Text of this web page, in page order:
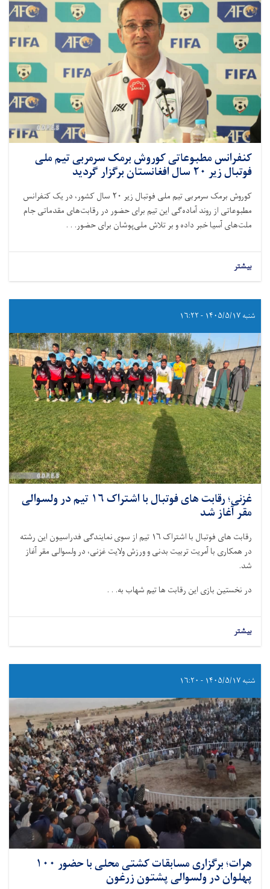
کنفرانس مطبوعاتی کوروش برمک سرمربی تیم ملی
فوتبال زیر ۲۰ سال افغانستان برگزار گردید
کوروش برمک سرمربی تیم ملی فوتبال زیر ۲۰ سال کشور، در یک کنفرانس
مطبوعاتی از روند آماده‌گی این تیم برای حضور در رقابت‌های مقدماتی جام
ملت‌های آسیا خبر داده و بر تلاش ملی‌پوشان برای حضور. . .
بیشتر
شنبه ۱۴۰۵/۵/۱۷ - ۱۶:۲۲
غزنی؛ رقابت های فوتبال با اشتراک ۱۶ تیم در ولسوالی
مقر آغاز شد
رقابت های فوتبال با اشتراک ۱۶ تیم از سوی نمایندگی فدراسیون این رشته
در همکاری با آمریت تربیت بدنی و ورزش ولایت غزنی، در ولسوالی مقر آغاز
شد.
در نخستین بازی این رقابت ها تیم شهاب به. . .
بیشتر
شنبه ۱۴۰۵/۵/۱۷ - ۱۶:۲۰
هرات؛ برگزاری مسابقات کشتی محلی با حضور ۱۰۰
پهلوان در ولسوالی پشتون زرغون